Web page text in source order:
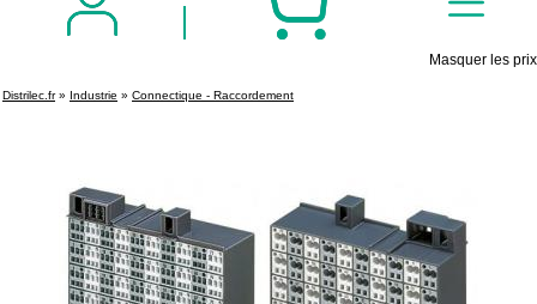
Masquer les prix
Distrilec.fr» Industrie » Connectique - Raccordement